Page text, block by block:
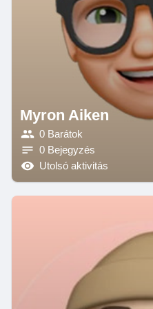
Myron Aiken
0 Barátok
0 Bejegyzés
Utolsó aktivitás